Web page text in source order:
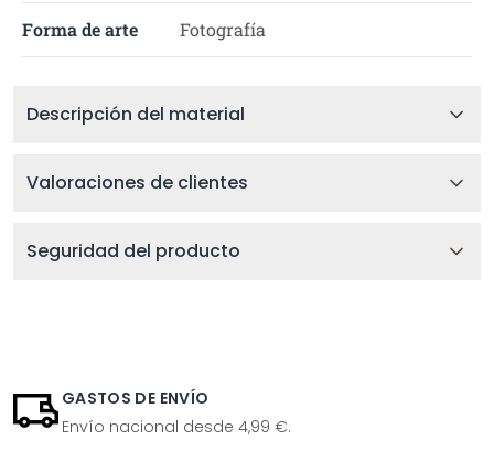
Forma de arte Fotografía
Descripción del material
Valoraciones de clientes
Seguridad del producto
GASTOS DE ENVÍO
Envío nacional desde 4,99 €.